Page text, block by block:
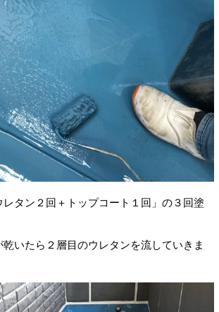
タン２回＋トップコート１回」の３回塗
乾いたら２層目のウレタンを流していきま